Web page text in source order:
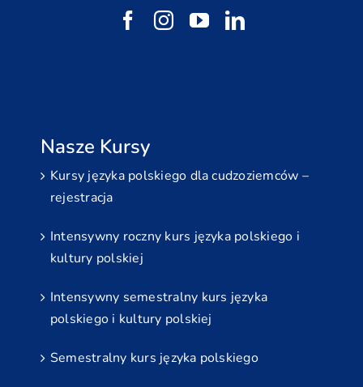
Nasze Kursy
Kursy języka polskiego dla cudzoziemców –
rejestracja
Intensywny roczny kurs języka polskiego i
kultury polskiej
Intensywny semestralny kurs języka
polskiego i kultury polskiej
Semestralny kurs języka polskiego